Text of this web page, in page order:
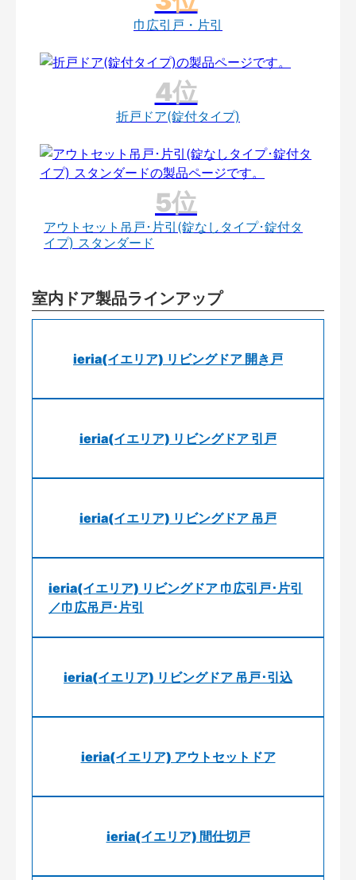
巾広引戸・片引
折戸ドア(錠付タイプ)
アウトセット吊戸･片引(錠なしタイプ･錠付タ
イプ) スタンダード
室内ドア製品ラインアップ
ieria(イエリア) リビングドア 開き戸
ieria(イエリア) リビングドア 引戸
ieria(イエリア) リビングドア 吊戸
ieria(イエリア) リビングドア 巾広引戸･片引
／巾広吊戸･片引
ieria(イエリア) リビングドア 吊戸･引込
ieria(イエリア) アウトセットドア
ieria(イエリア) 間仕切戸